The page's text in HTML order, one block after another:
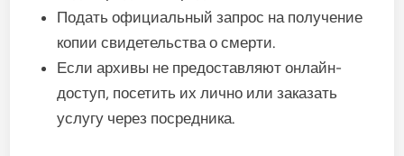
Подать официальный запрос на получение
копии свидетельства о смерти.
Если архивы не предоставляют онлайн-
доступ, посетить их лично или заказать
услугу через посредника.